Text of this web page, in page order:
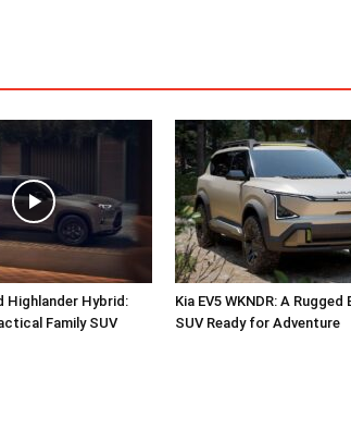
Highlander Hybrid:
Family SUV
Kia EV5 WKNDR: A
SUV Ready for Adventure